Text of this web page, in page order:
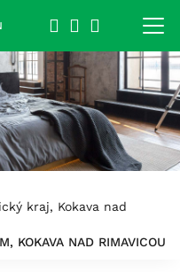
kraj, Kokava nad
KOKAVA NAD RIMAVICOU